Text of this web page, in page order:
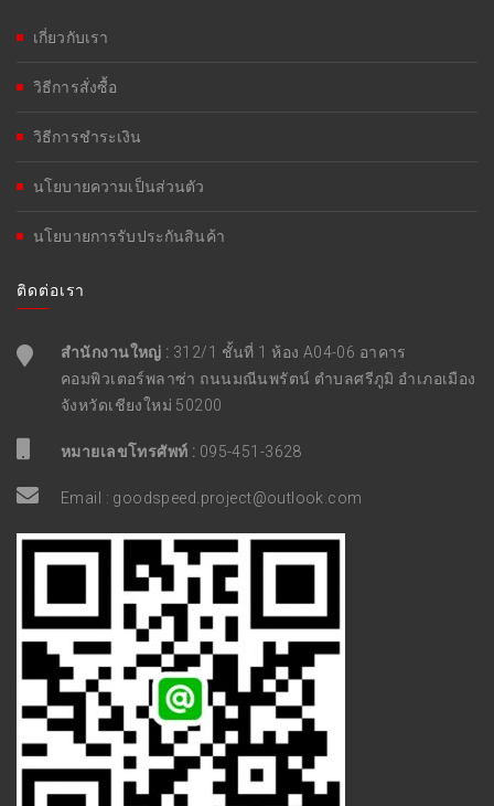
เกี่ยวกับเรา
วิธีการสั่งซื้อ
วิธีการชำระเงิน
นโยบายความเป็นส่วนตัว
นโยบายการรับประกันสินค้า
ติดต่อเรา
สำนักงานใหญ่ : 312/1 ชั้นที่ 1 ห้อง A04-06 อาคาร
คอมพิวเตอร์พลาซ่า ถนนมณีนพรัตน์ ตำบลศรีภูมิ อำเภอเมือง
จังหวัดเชียงใหม่ 50200
หมายเลขโทรศัพท์ : 095-451-3628
Email : goodspeed.project@outlook.com